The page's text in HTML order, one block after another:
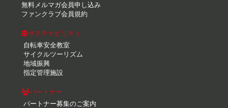
無料メルマガ会員申し込み
ファンクラブ会員規約
サステナビリティ
自転車安全教室
サイクルツーリズム
地域振興
指定管理施設
パートナー
パートナー募集のご案内